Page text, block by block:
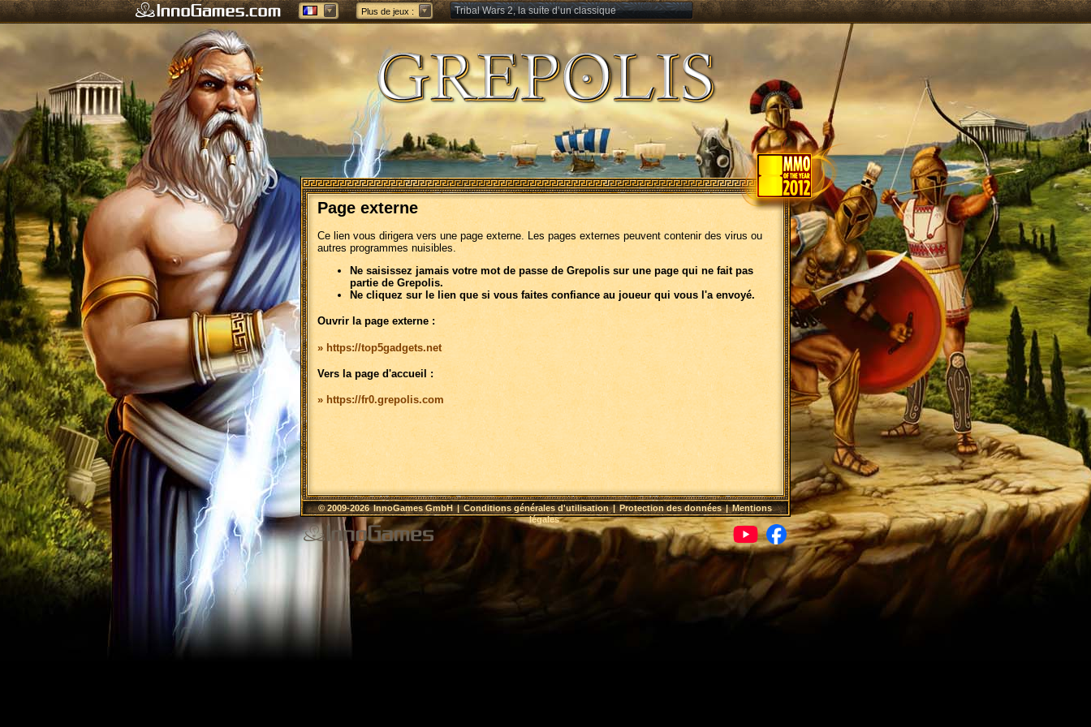
Plus de jeux : Tribal Wars 2, la suite d’un classique
Forge of Empires – Stratégie à travers les âges
Page externe
Ce lien vous dirigera vers une page externe. Les pages externes peuvent contenir des virus ou
autres programmes nuisibles.
Ne saisissez jamais votre mot de passe de Grepolis sur une page qui ne fait pas
partie de Grepolis.
Ne cliquez sur le lien que si vous faites confiance au joueur qui vous l'a envoyé.
Ouvrir la page externe :
» https://top5gadgets.net
Vers la page d'accueil :
» https://fr0.grepolis.com
© 2009-2026InnoGames GmbH|Conditions générales d'utilisation|Protection des données|Mentions
légales